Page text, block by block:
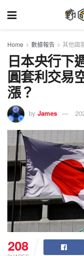
Home 數據報告 其他國
日本央行下
圓套利交易
漲？
by James
208